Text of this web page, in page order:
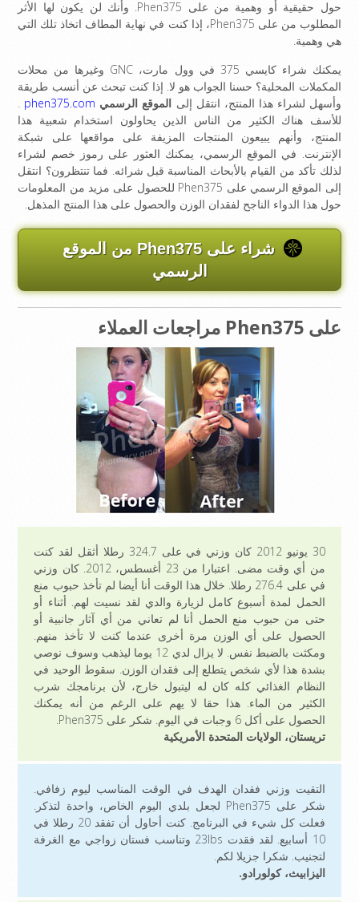
حول حقيقية أو وهمية من على Phen375. وأنك لن يكون لها الأثر
المطلوب من على Phen375، إذا كنت في نهاية المطاف اتخاذ تلك التي
هي وهمية.
يمكنك شراء كايسي 375 في وول مارت، GNC وغيرها من محلات
المكملات المحلية؟ حسنا الجواب هو لا. إذا كنت تبحث عن أنسب طريقة
وأسهل لشراء هذا المنتج، انتقل إلى الموقع الرسمي phen375.com
.
للأسف هناك الكثير من الناس الذين يحاولون استخدام شعبية هذا
المنتج، وأنهم يبيعون المنتجات المزيفة على مواقعها على شبكة
الإنترنت. في الموقع الرسمي، يمكنك العثور على رموز خصم لشراء
لذلك تأكد من القيام بالأبحاث المناسبة قبل شرائه. فما تنتظرون؟ انتقل
إلى الموقع الرسمي على Phen375 للحصول على مزيد من المعلومات
حول هذا الدواء الناجح لفقدان الوزن والحصول على هذا المنتج المذهل.
شراء على Phen375 من الموقع
الرسمي
على Phen375 مراجعات العملاء
30 يونيو 2012 كان وزني في على 324.7 رطلا أثقل لقد كنت
من أي وقت مضى. اعتبارا من 23 أغسطس، 2012. كان وزني
في على 276.4 رطلا. خلال هذا الوقت أنا أيضا لم تأخذ حبوب منع
الحمل لمدة أسبوع كامل لزيارة والدي لقد نسيت لهم. أثناء أو
حتى من حبوب منع الحمل أنا لم تعاني من أي آثار جانبية أو
الحصول على أي الوزن مرة أخرى عندما كنت لا تأخذ منهم.
ومكثت بالضبط نفس. لا يزال لدي 12 يوما ليذهب وسوف نوصي
بشدة هذا لأي شخص يتطلع إلى فقدان الوزن. سقوط الوحيد في
النظام الغذائي كله كان له ليتبول خارج، لأن برنامجك شرب
الكثير من الماء. هذا حقا لا يهم على الرغم من أنه يمكنك
الحصول على أكل 6 وجبات في اليوم. شكر على Phen375.
تريستان، الولايات المتحدة الأمريكية
التقيت وزني فقدان الهدف في الوقت المناسب ليوم زفافي.
شكر على Phen375 لجعل بلدي اليوم الخاص، واحدة لتذكر.
فعلت كل شيء في البرنامج. كنت أحاول أن تفقد 20 رطلا في
10 أسابيع. لقد فقدت 23lbs وتناسب فستان زواجي مع الغرفة
لتجنيب. شكرا جزيلا لكم.
اليزابيث، كولورادو.